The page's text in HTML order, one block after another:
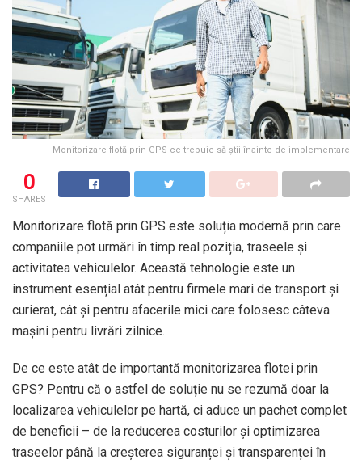
Monitorizare flotă prin GPS ce trebuie să știi înainte de implementare
0
SHARES
Monitorizare flotă prin GPS este soluția modernă prin care
companiile pot urmări în timp real poziția, traseele și
activitatea vehiculelor. Această tehnologie este un
instrument esențial atât pentru firmele mari de transport și
curierat, cât și pentru afacerile mici care folosesc câteva
mașini pentru livrări zilnice.
De ce este atât de importantă monitorizarea flotei prin
GPS? Pentru că o astfel de soluție nu se rezumă doar la
localizarea vehiculelor pe hartă, ci aduce un pachet complet
de beneficii – de la reducerea costurilor și optimizarea
traseelor până la creșterea siguranței și transparenței în